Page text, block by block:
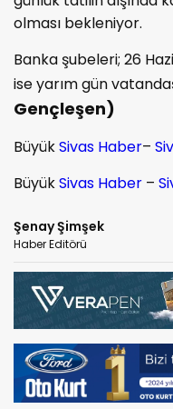
olması bekleniyor.
Banka şubeleri; 26
ise yarım gün
Gençleşen)
BüyükSivas Haber–
BüyükSivas Haber –
Şenay Şimşek
Haber Editörü